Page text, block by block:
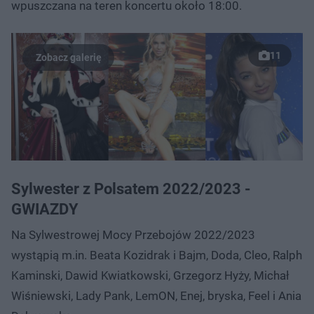
wpuszczana na teren koncertu około 18:00.
11
Sylwester z Polsatem 2022/2023 -
GWIAZDY
Na Sylwestrowej Mocy Przebojów 2022/2023
wystąpią m.in. Beata Kozidrak i Bajm, Doda, Cleo, Ralph
Kaminski, Dawid Kwiatkowski, Grzegorz Hyży, Michał
Wiśniewski, Lady Pank, LemON, Enej, bryska, Feel i Ania